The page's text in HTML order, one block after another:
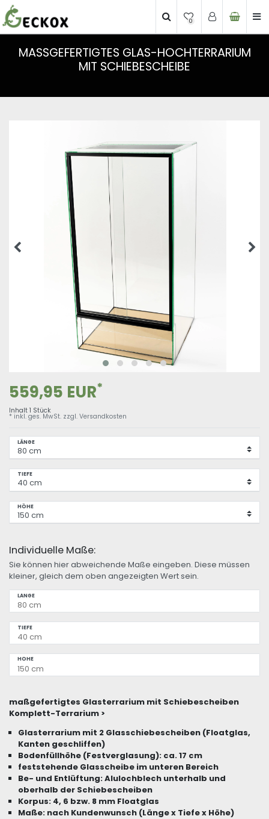
0
MASSGEFERTIGTES GLAS-HOCHTERRARIUM M
IT SCHIEBESCHEIBE
559,95 EUR*
Inhalt 1 Stück
* inkl. ges. MwSt. zzgl. Versandkosten
LÄNGE
TIEFE
HÖHE
Individuelle Maße:
Sie können hier abweichende Maße eingeben. Diese müssen
kleiner, gleich dem oben angezeigten Wert sein.
LÄNGE
TIEFE
HÖHE
maßgefertigtes Glasterrarium mit Schiebescheiben
Komplett-Terrarium >
Glasterrarium mit 2 Glasschiebescheiben (Floatglas,
Kanten geschliffen)
Bodenfüllhöhe (Festverglasung): ca. 17 cm
feststehende Glasscheibe im unteren Bereich
Be- und Entlüftung: Alulochblech unterhalb und
oberhalb der Schiebescheiben
Korpus: 4, 6 bzw. 8 mm Floatglas
Maße: nach Kundenwunsch (Länge x Tiefe x Höhe)